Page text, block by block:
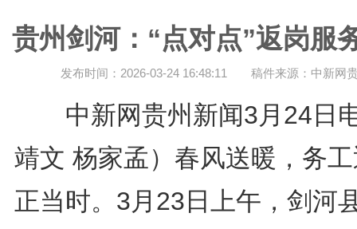
贵州剑河：“点对点”返岗服
发布时间：2026-03-24 16:48:11 稿件来源：中新网
中新网贵州新闻3月24日
靖文 杨家孟）春风送暖，务
正当时。3月23日上午，剑河